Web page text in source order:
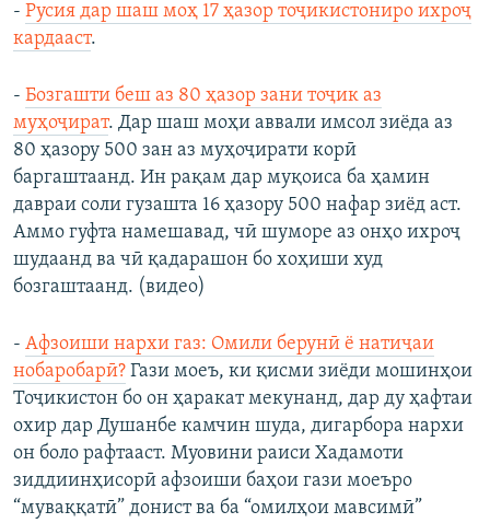
- Русия дар шаш моҳ 17 ҳазор тоҷикистониро ихроҷ
кардааст.
- Бозгашти беш аз 80 ҳазор зани тоҷик аз
муҳоҷират. Дар шаш моҳи аввали имсол зиёда аз
80 ҳазору 500 зан аз муҳоҷирати корӣ
баргаштаанд. Ин рақам дар муқоиса ба ҳамин
давраи соли гузашта 16 ҳазору 500 нафар зиёд аст.
Аммо гуфта намешавад, чӣ шуморе аз онҳо ихроҷ
шудаанд ва чӣ қадарашон бо хоҳиши худ
бозгаштаанд. (видео)
- Афзоиши нархи газ: Омили берунӣ ё натиҷаи
нобаробарӣ? Гази моеъ, ки қисми зиёди мошинҳои
Тоҷикистон бо он ҳаракат мекунанд, дар ду ҳафтаи
охир дар Душанбе камчин шуда, дигарбора нархи
он боло рафтааст. Муовини раиси Хадамоти
зиддиинҳисорӣ афзоиши баҳои гази моеъро
“муваққатӣ” донист ва ба “омилҳои мавсимӣ”